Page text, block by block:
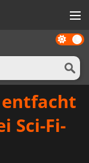
Dark
mode
entfacht
Sci-Fi-